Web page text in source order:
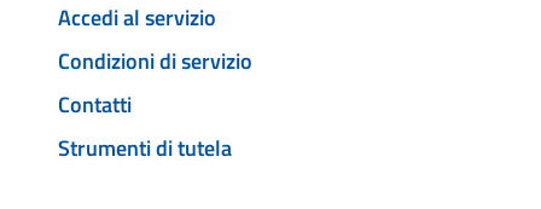
Accedi al servizio
Condizioni di servizio
Contatti
Strumenti di tutela